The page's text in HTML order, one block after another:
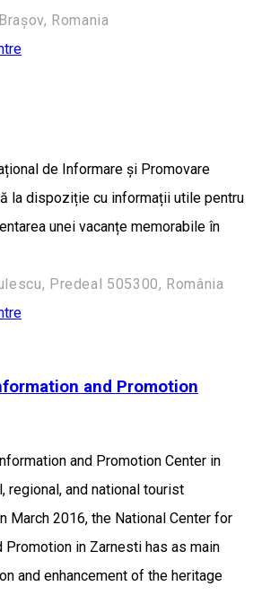
Romania
de Informare și Promovare
la dispoziție cu informații utile pentru
unei vacanțe memorabile în
Predeal 505300, România
and Promotion
and Promotion Center in
regional, and national tourist
March 2016, the National Center for
Promotion in Zarnesti has as main
and enhancement of the heritage